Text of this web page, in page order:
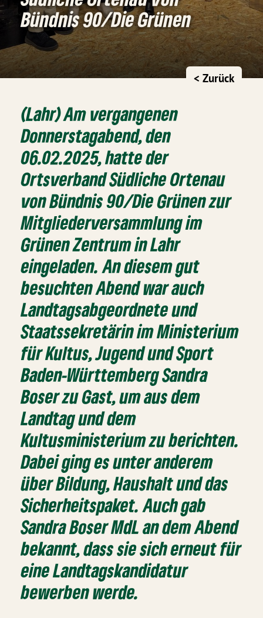
Bündnis 90/Die Grünen
< Zurück
(Lahr) Am vergangenen
Donnerstagabend, den
06.02.2025, hatte der
Ortsverband Südliche Ortenau
von Bündnis 90/Die Grünen zur
Mitgliederversammlung im
Grünen Zentrum in Lahr
eingeladen. An diesem gut
besuchten Abend war auch
Landtagsabgeordnete und
Staatssekretärin im Ministerium
für Kultus, Jugend und Sport
Baden-Württemberg Sandra
Boser zu Gast, um aus dem
Landtag und dem
Kultusministerium zu berichten.
Dabei ging es unter anderem
über Bildung, Haushalt und das
Sicherheitspaket. Auch gab
Sandra Boser MdL an dem Abend
bekannt, dass sie sich erneut für
eine Landtagskandidatur
bewerben werde.